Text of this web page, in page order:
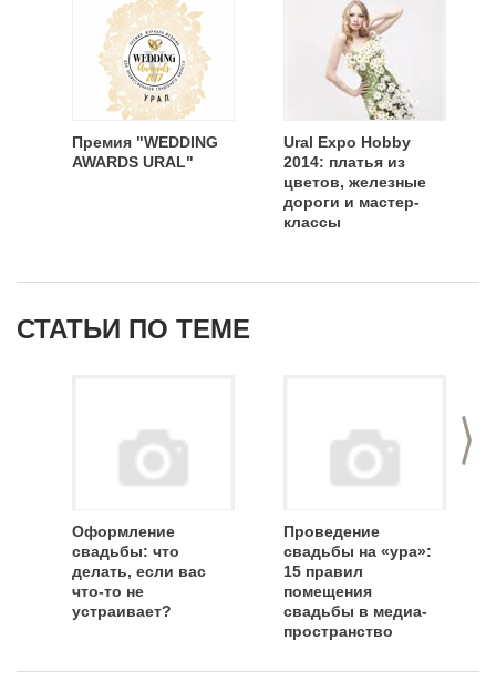
Премия "WEDDING
AWARDS URAL"
Ural Expo Hobby
2014: платья из
цветов, железные
дороги и мастер-
классы
СТАТЬИ ПО ТЕМЕ
>
Оформление
свадьбы: что
делать, если вас
что-то не
устраивает?
Проведение
свадьбы на «ура»:
15 правил
помещения
свадьбы в медиа-
пространство